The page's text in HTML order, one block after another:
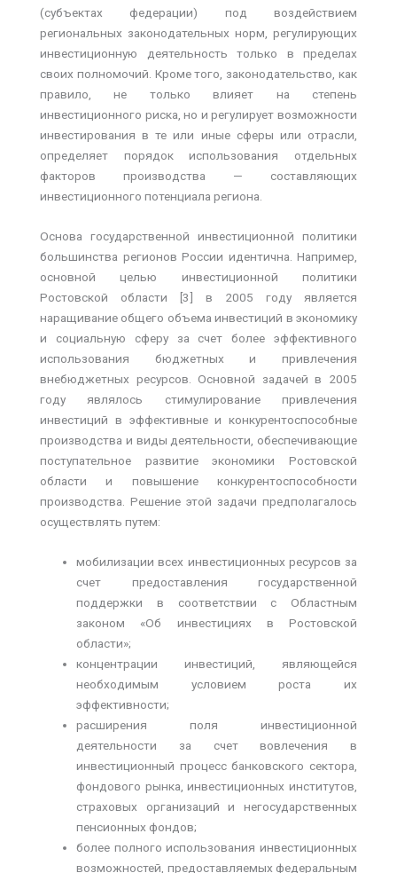
(субъектах федерации) под воздействием
региональных законодательных норм, регулирующих
инвестиционную деятельность только в пределах
своих полномочий. Кроме того, законодательство, как
правило, не только влияет на степень
инвестиционного риска, но и регулирует возможности
инвестирования в те или иные сферы или отрасли,
определяет порядок использования отдельных
факторов производства — составляющих
инвестиционного потенциала региона.
Основа государственной инвестиционной политики
большинства регионов России идентична. Например,
основной целью инвестиционной политики
Ростовской области [3] в 2005 году является
наращивание общего объема инвестиций в экономику
и социальную сферу за счет более эффективного
использования бюджетных и привлечения
внебюджетных ресурсов. Основной задачей в 2005
году являлось стимулирование привлечения
инвестиций в эффективные и конкурентоспособные
производства и виды деятельности, обеспечивающие
поступательное развитие экономики Ростовской
области и повышение конкурентоспособности
производства. Решение этой задачи предполагалось
осуществлять путем:
мобилизации всех инвестиционных ресурсов за
счет предоставления государственной
поддержки в соответствии с Областным
законом «Об инвестициях в Ростовской
области»;
концентрации инвестиций, являющейся
необходимым условием роста их
эффективности;
расширения поля инвестиционной
деятельности за счет вовлечения в
инвестиционный процесс банковского сектора,
фондового рынка, инвестиционных институтов,
страховых организаций и негосударственных
пенсионных фондов;
более полного использования инвестиционных
возможностей, предоставляемых федеральным